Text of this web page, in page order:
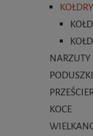
NARZUTY
PODUSZKI
KOCE